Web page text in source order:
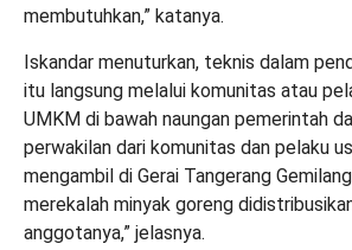
membutuhkan,” katanya.
Iskandar menuturkan, teknis dalam
itu langsung melalui komunitas atau
UMKM di bawah naungan pemerintah
perwakilan dari komunitas dan pelaku
mengambil di Gerai Tangerang
merekalah minyak goreng
anggotanya,” jelasnya.